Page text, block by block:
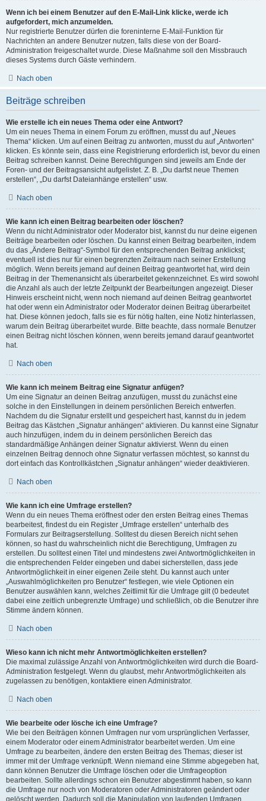
Wenn ich bei einem Benutzer auf den E-Mail-Link klicke, werde ich
aufgefordert, mich anzumelden.
Nur registrierte Benutzer dürfen die foreninterne E-Mail-Funktion für
Nachrichten an andere Benutzer nutzen, falls diese von der Board-
Administration freigeschaltet wurde. Diese Maßnahme soll den Missbrauch
dieses Systems durch Gäste verhindern.
Nach oben
Beiträge schreiben
Wie erstelle ich ein neues Thema oder eine Antwort?
Um ein neues Thema in einem Forum zu eröffnen, musst du auf „Neues
Thema“ klicken. Um auf einen Beitrag zu antworten, musst du auf „Antworten“
klicken. Es könnte sein, dass eine Registrierung erforderlich ist, bevor du einen
Beitrag schreiben kannst. Deine Berechtigungen sind jeweils am Ende der
Foren- und der Beitragsansicht aufgelistet. Z. B. „Du darfst neue Themen
erstellen“, „Du darfst Dateianhänge erstellen“ usw.
Nach oben
Wie kann ich einen Beitrag bearbeiten oder löschen?
Wenn du nicht Administrator oder Moderator bist, kannst du nur deine eigenen
Beiträge bearbeiten oder löschen. Du kannst einen Beitrag bearbeiten, indem
du das „Ändere Beitrag“-Symbol für den entsprechenden Beitrag anklickst;
eventuell ist dies nur für einen begrenzten Zeitraum nach seiner Erstellung
möglich. Wenn bereits jemand auf deinen Beitrag geantwortet hat, wird dein
Beitrag in der Themenansicht als überarbeitet gekennzeichnet. Es wird sowohl
die Anzahl als auch der letzte Zeitpunkt der Bearbeitungen angezeigt. Dieser
Hinweis erscheint nicht, wenn noch niemand auf deinen Beitrag geantwortet
hat oder wenn ein Administrator oder Moderator deinen Beitrag überarbeitet
hat. Diese können jedoch, falls sie es für nötig halten, eine Notiz hinterlassen,
warum dein Beitrag überarbeitet wurde. Bitte beachte, dass normale Benutzer
einen Beitrag nicht löschen können, wenn bereits jemand darauf geantwortet
hat.
Nach oben
Wie kann ich meinem Beitrag eine Signatur anfügen?
Um eine Signatur an deinen Beitrag anzufügen, musst du zunächst eine
solche in den Einstellungen in deinem persönlichen Bereich entwerfen.
Nachdem du die Signatur erstellt und gespeichert hast, kannst du in jedem
Beitrag das Kästchen „Signatur anhängen“ aktivieren. Du kannst eine Signatur
auch hinzufügen, indem du in deinem persönlichen Bereich das
standardmäßige Anhängen deiner Signatur aktivierst. Wenn du einen
einzelnen Beitrag dennoch ohne Signatur verfassen möchtest, so kannst du
dort einfach das Kontrollkästchen „Signatur anhängen“ wieder deaktivieren.
Nach oben
Wie kann ich eine Umfrage erstellen?
Wenn du ein neues Thema eröffnest oder den ersten Beitrag eines Themas
bearbeitest, findest du ein Register „Umfrage erstellen“ unterhalb des
Formulars zur Beitragserstellung. Solltest du diesen Bereich nicht sehen
können, so hast du wahrscheinlich nicht die Berechtigung, Umfragen zu
erstellen. Du solltest einen Titel und mindestens zwei Antwortmöglichkeiten in
die entsprechenden Felder eingeben und dabei sicherstellen, dass jede
Antwortmöglichkeit in einer eigenen Zeile steht. Du kannst auch unter
„Auswahlmöglichkeiten pro Benutzer“ festlegen, wie viele Optionen ein
Benutzer auswählen kann, welches Zeitlimit für die Umfrage gilt (0 bedeutet
dabei eine zeitlich unbegrenzte Umfrage) und schließlich, ob die Benutzer ihre
Stimme ändern können.
Nach oben
Wieso kann ich nicht mehr Antwortmöglichkeiten erstellen?
Die maximal zulässige Anzahl von Antwortmöglichkeiten wird durch die Board-
Administration festgelegt. Wenn du glaubst, mehr Antwortmöglichkeiten als
zugelassen zu benötigen, kontaktiere einen Administrator.
Nach oben
Wie bearbeite oder lösche ich eine Umfrage?
Wie bei den Beiträgen können Umfragen nur vom ursprünglichen Verfasser,
einem Moderator oder einem Administrator bearbeitet werden. Um eine
Umfrage zu bearbeiten, ändere den ersten Beitrag des Themas; dieser ist
immer mit der Umfrage verknüpft. Wenn niemand eine Stimme abgegeben hat,
dann können Benutzer die Umfrage löschen oder die Umfrageoption
bearbeiten. Sollte allerdings schon ein Benutzer abgestimmt haben, so kann
die Umfrage nur noch von Moderatoren oder Administratoren geändert oder
gelöscht werden. Dadurch soll die Manipulation von laufenden Umfragen